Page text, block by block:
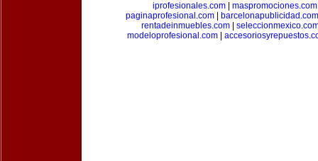
iprofesionales.com
maspromociones.com
paginaprofesional.com|
barcelonapublicidad.com
rentadeinmuebles.com
modeloprofesional.com|